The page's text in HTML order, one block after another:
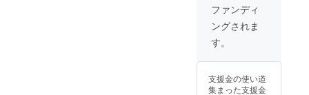
ファンディ
ングされま
す。
支援金の使い道
集まった支援金